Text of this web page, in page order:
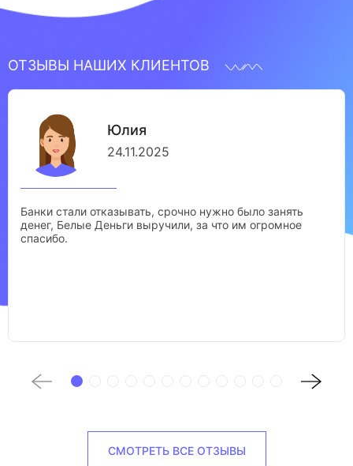
ОТЗЫВЫ НАШИХ КЛИЕНТОВ
Юлия
24.11.2025
Банки стали отказывать, срочно нужно было занять
денег, Белые Деньги выручили, за что им огромное
спасибо.
СМОТРЕТЬ ВСЕ ОТЗЫВЫ